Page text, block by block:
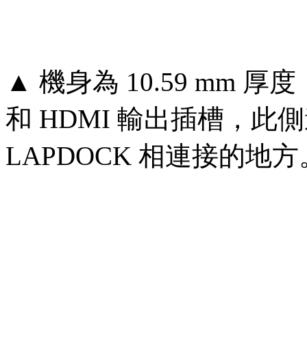
▲ 機身為 10.59 mm 厚
和 HDMI 輸出插槽，此
LAPDOCK 相連接的地方